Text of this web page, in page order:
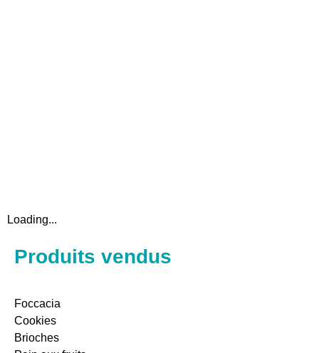
Loading...
Produits vendus
Foccacia
Cookies
Brioches